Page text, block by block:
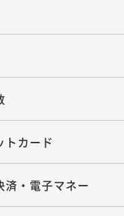
トカード
済・電子マネー